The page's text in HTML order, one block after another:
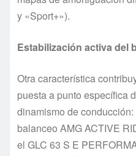
y «Sport+»).
Estabilización activa del
Otra característica
puesta a punto específica
dinamismo de
balanceo AMG ACTIVE
el GLC 63 S E